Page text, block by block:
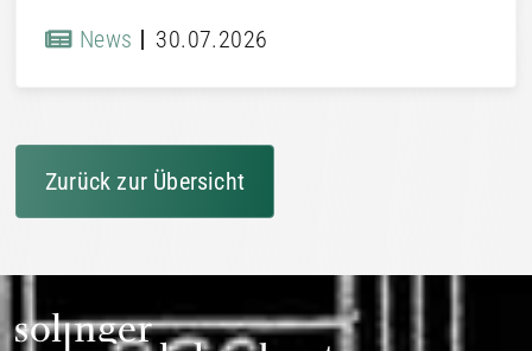
News 30.07.2026
Zurück zur Übersicht